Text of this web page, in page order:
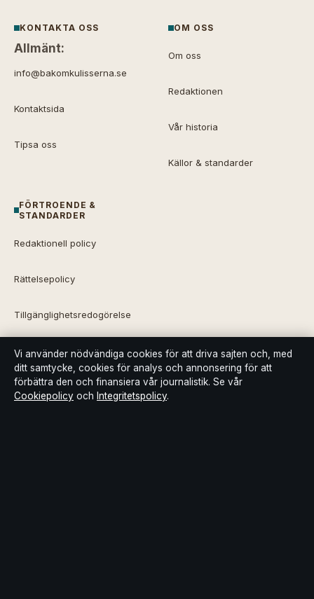
KONTAKTA OSS
Allmänt:
info@bakomkulisserna.se
Kontaktsida
Tipsa oss
OM OSS
Om oss
Redaktionen
Vår historia
Källor & standarder
FÖRTROENDE &
STANDARDER
Redaktionell policy
Rättelsepolicy
Tillgänglighetsredogörelse
Integritetspolicy
Kändisar & integritet
Vi använder nödvändiga cookies för att driva sajten och, med
ditt samtycke, cookies för analys och annonsering för att
förbättra den och finansiera vår journalistik. Se vår
Cookiepolicy och Integritetspolicy.